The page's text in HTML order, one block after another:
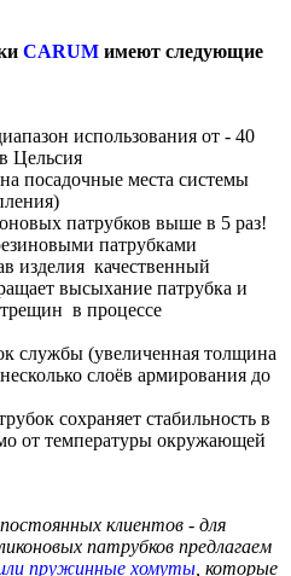
CARUM имеют следующие
использования от - 40
Цельсия
посадочные места системы
патрубков выше в 5 раз!
патрубками
изделия качественный
высыхание патрубка и
в процессе
службы (увеличенная толщина
слоёв армирования до
сохраняет стабильность в
от температуры окружающей
клиентов - для
патрубков предлагаем
пружинные хомуты , которые